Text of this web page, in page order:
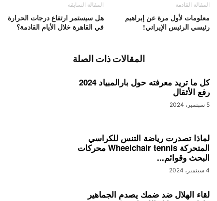
المقالة السابقة
هل سيستمر ارتفاع درجات الحرارة
في القاهرة خلال الأيام القادمة؟
المقالة القادمة
معلومات لأول مرة عن إبراهيم
رئيسي الرئيس الإيراني!
المقالات ذات الصلة
كل ما تريد معرفته حول بارالمبياد 2024
رفع الأثقال
5 سبتمبر، 2024
لماذا تصدرت رياضة التنس للكراسي
المتحركة Wheelchair tennis محركات
البحث وقوائم...
4 سبتمبر، 2024
لقاء الهلال ضد ضمك يصدم الجماهير